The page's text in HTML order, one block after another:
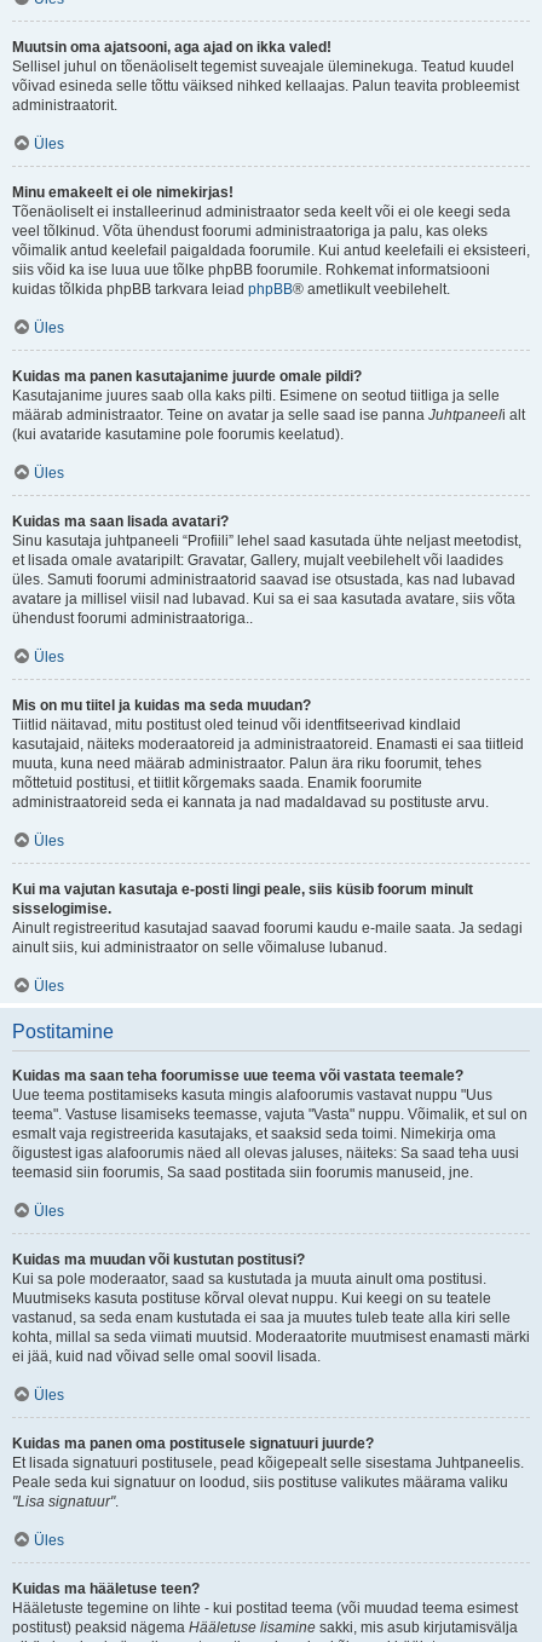
Muutsin oma ajatsooni, aga ajad on ikka valed!
Sellisel juhul on tõenäoliselt tegemist suveajale üleminekuga. Teatud kuudel
võivad esineda selle tõttu väiksed nihked kellaajas. Palun teavita probleemist
administraatorit.
Üles
Minu emakeelt ei ole nimekirjas!
Tõenäoliselt ei installeerinud administraator seda keelt või ei ole keegi seda
veel tõlkinud. Võta ühendust foorumi administraatoriga ja palu, kas oleks
võimalik antud keelefail paigaldada foorumile. Kui antud keelefaili ei eksisteeri,
siis võid ka ise luua uue tõlke phpBB foorumile. Rohkemat informatsiooni
kuidas tõlkida phpBB tarkvara leiad phpBB® ametlikult veebilehelt.
Üles
Kuidas ma panen kasutajanime juurde omale pildi?
Kasutajanime juures saab olla kaks pilti. Esimene on seotud tiitliga ja selle
määrab administraator. Teine on avatar ja selle saad ise panna Juhtpaneeli alt
(kui avataride kasutamine pole foorumis keelatud).
Üles
Kuidas ma saan lisada avatari?
Sinu kasutaja juhtpaneeli “Profiili” lehel saad kasutada ühte neljast meetodist,
et lisada omale avataripilt: Gravatar, Gallery, mujalt veebilehelt või laadides
üles. Samuti foorumi administraatorid saavad ise otsustada, kas nad lubavad
avatare ja millisel viisil nad lubavad. Kui sa ei saa kasutada avatare, siis võta
ühendust foorumi administraatoriga..
Üles
Mis on mu tiitel ja kuidas ma seda muudan?
Tiitlid näitavad, mitu postitust oled teinud või identfitseerivad kindlaid
kasutajaid, näiteks moderaatoreid ja administraatoreid. Enamasti ei saa tiitleid
muuta, kuna need määrab administraator. Palun ära riku foorumit, tehes
mõttetuid postitusi, et tiitlit kõrgemaks saada. Enamik foorumite
administraatoreid seda ei kannata ja nad madaldavad su postituste arvu.
Üles
Kui ma vajutan kasutaja e-posti lingi peale, siis küsib foorum minult
sisselogimise.
Ainult registreeritud kasutajad saavad foorumi kaudu e-maile saata. Ja sedagi
ainult siis, kui administraator on selle võimaluse lubanud.
Üles
Postitamine
Kuidas ma saan teha foorumisse uue teema või vastata teemale?
Uue teema postitamiseks kasuta mingis alafoorumis vastavat nuppu "Uus
teema". Vastuse lisamiseks teemasse, vajuta "Vasta" nuppu. Võimalik, et sul on
esmalt vaja registreerida kasutajaks, et saaksid seda toimi. Nimekirja oma
õigustest igas alafoorumis näed all olevas jaluses, näiteks: Sa saad teha uusi
teemasid siin foorumis, Sa saad postitada siin foorumis manuseid, jne.
Üles
Kuidas ma muudan või kustutan postitusi?
Kui sa pole moderaator, saad sa kustutada ja muuta ainult oma postitusi.
Muutmiseks kasuta postituse kõrval olevat nuppu. Kui keegi on su teatele
vastanud, sa seda enam kustutada ei saa ja muutes tuleb teate alla kiri selle
kohta, millal sa seda viimati muutsid. Moderaatorite muutmisest enamasti märki
ei jää, kuid nad võivad selle omal soovil lisada.
Üles
Kuidas ma panen oma postitusele signatuuri juurde?
Et lisada signatuuri postitusele, pead kõigepealt selle sisestama Juhtpaneelis.
Peale seda kui signatuur on loodud, siis postituse valikutes määrama valiku
"Lisa signatuur".
Üles
Kuidas ma hääletuse teen?
Hääletuste tegemine on lihte - kui postitad teema (või muudad teema esimest
postitust) peaksid nägema Hääletuse lisamine sakki, mis asub kirjutamisvälja